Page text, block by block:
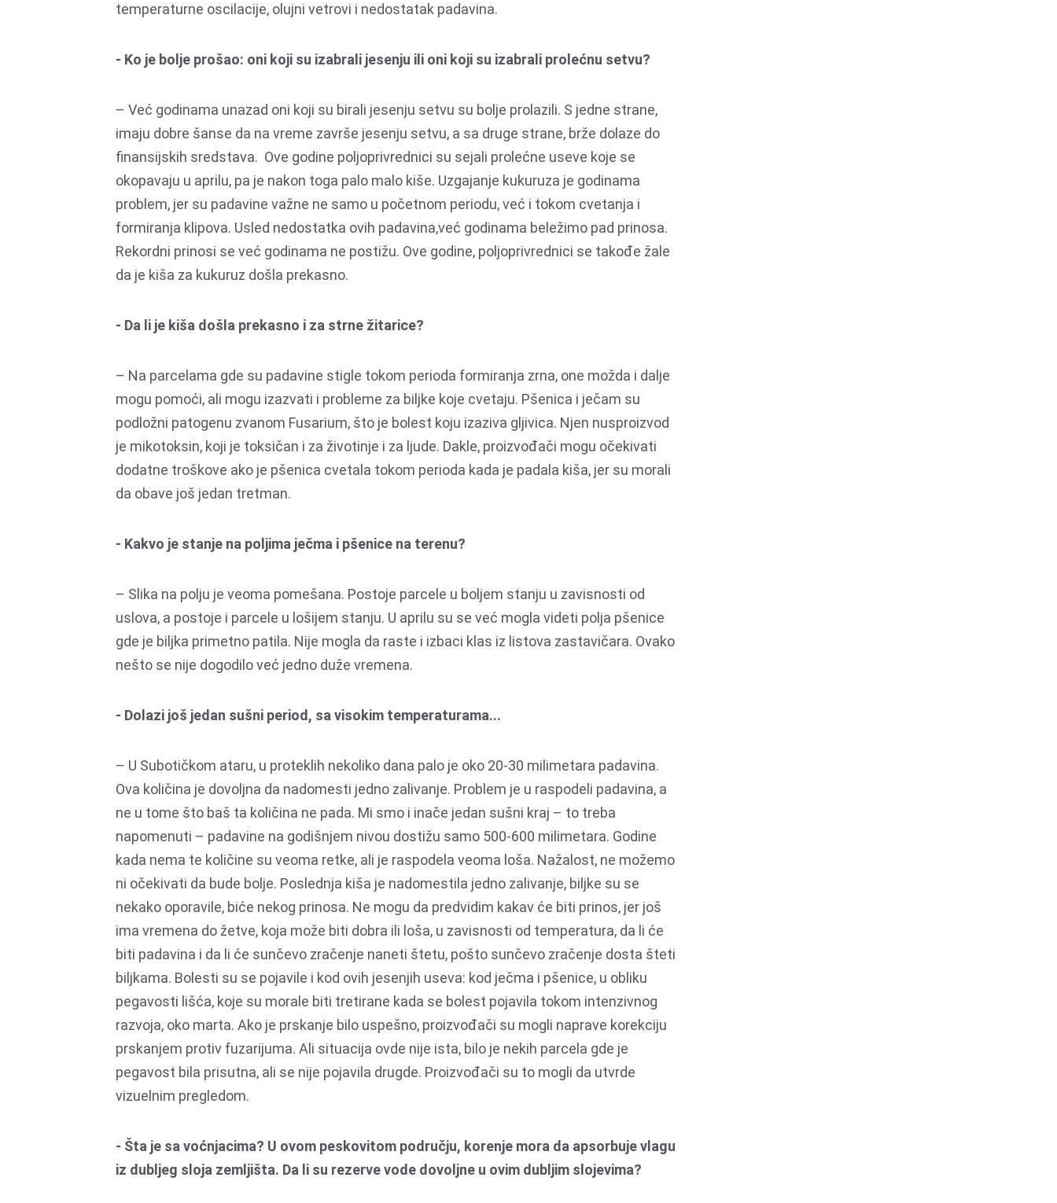
temperaturne oscilacije, olujni vetrovi i nedostatak padavina.
- Ko je bolje prošao: oni koji su izabrali jesenju ili oni koji su izabrali prolećnu setvu?
– Već godinama unazad oni koji su birali jesenju setvu su bolje prolazili. S jedne strane,
imaju dobre šanse da na vreme završe jesenju setvu, a sa druge strane, brže dolaze do
finansijskih sredstava. Ove godine poljoprivrednici su sejali prolećne useve koje se
okopavaju u aprilu, pa je nakon toga palo malo kiše. Uzgajanje kukuruza je godinama
problem, jer su padavine važne ne samo u početnom periodu, već i tokom cvetanja i
formiranja klipova. Usled nedostatka ovih padavina,već godinama beležimo pad prinosa.
Rekordni prinosi se već godinama ne postižu. Ove godine, poljoprivrednici se takođe žale
da je kiša za kukuruz došla prekasno.
- Da li je kiša došla prekasno i za strne žitarice?
– Na parcelama gde su padavine stigle tokom perioda formiranja zrna, one možda i dalje
mogu pomoći, ali mogu izazvati i probleme za biljke koje cvetaju. Pšenica i ječam su
podložni patogenu zvanom Fusarium, što je bolest koju izaziva gljivica. Njen nusproizvod
je mikotoksin, koji je toksičan i za životinje i za ljude. Dakle, proizvođači mogu očekivati
dodatne troškove ako je pšenica cvetala tokom perioda kada je padala kiša, jer su morali
da obave još jedan tretman.
- Kakvo je stanje na poljima ječma i pšenice na terenu?
– Slika na polju je veoma pomešana. Postoje parcele u boljem stanju u zavisnosti od
uslova, a postoje i parcele u lošijem stanju. U aprilu su se već mogla videti polja pšenice
gde je biljka primetno patila. Nije mogla da raste i izbaci klas iz listova zastavičara. Ovako
nešto se nije dogodilo već jedno duže vremena.
- Dolazi još jedan sušni period, sa visokim temperaturama...
– U Subotičkom ataru, u proteklih nekoliko dana palo je oko 20-30 milimetara padavina.
Ova količina je dovoljna da nadomesti jedno zalivanje. Problem je u raspodeli padavina, a
ne u tome što baš ta količina ne pada. Mi smo i inače jedan sušni kraj – to treba
napomenuti – padavine na godišnjem nivou dostižu samo 500-600 milimetara. Godine
kada nema te količine su veoma retke, ali je raspodela veoma loša. Nažalost, ne možemo
ni očekivati da bude bolje. Poslednja kiša je nadomestila jedno zalivanje, biljke su se
nekako oporavile, biće nekog prinosa. Ne mogu da predvidim kakav će biti prinos, jer još
ima vremena do žetve, koja može biti dobra ili loša, u zavisnosti od temperatura, da li će
biti padavina i da li će sunčevo zračenje naneti štetu, pošto sunčevo zračenje dosta šteti
biljkama. Bolesti su se pojavile i kod ovih jesenjih useva: kod ječma i pšenice, u obliku
pegavosti lišća, koje su morale biti tretirane kada se bolest pojavila tokom intenzivnog
razvoja, oko marta. Ako je prskanje bilo uspešno, proizvođači su mogli naprave korekciju
prskanjem protiv fuzarijuma. Ali situacija ovde nije ista, bilo je nekih parcela gde je
pegavost bila prisutna, ali se nije pojavila drugde. Proizvođači su to mogli da utvrde
vizuelnim pregledom.
- Šta je sa voćnjacima? U ovom peskovitom području, korenje mora da apsorbuje vlagu
iz dubljeg sloja zemljišta. Da li su rezerve vode dovoljne u ovim dubljim slojevima?